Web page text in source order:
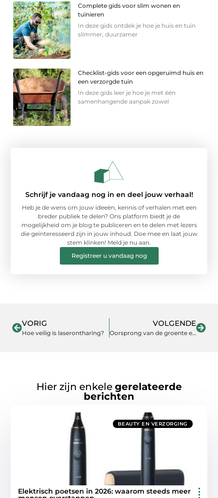
Complete gids voor slim wonen en
tuinieren
In deze gids ontdek je hoe je huis en tuin
slimmer, duurzamer
Checklist-gids voor een opgeruimd huis en
een verzorgde tuin
In deze gids leer je hoe je met één
samenhangende aanpak zowel
Schrijf je vandaag nog in en deel jouw verhaal!
Heb je de wens om jouw ideeën, kennis of verhalen met een
breder publiek te delen? Ons platform biedt je de
mogelijkheid om je blog te publiceren en te delen met lezers
die geïnteresseerd zijn in jouw inhoud. Doe mee en laat jouw
stem klinken! Meld je nu aan.
Registreer u vandaag nog
VORIG
Hoe veilig is laserontharing?
VOLGENDE
Oorsprong van de groente en de sapkuur
Hier zijn enkele gerelateerde
berichten
BEAUTY EN VERZORGING
Elektrisch poetsen in 2026: waarom steeds meer